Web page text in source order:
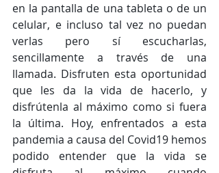
en la pantalla de una tableta o de un
celular, e incluso tal vez no puedan
verlas pero sí escucharlas,
sencillamente a través de una
llamada. Disfruten esta oportunidad
que les da la vida de hacerlo, y
disfrútenla al máximo como si fuera
la última. Hoy, enfrentados a esta
pandemia a causa del Covid19 hemos
podido entender que la vida se